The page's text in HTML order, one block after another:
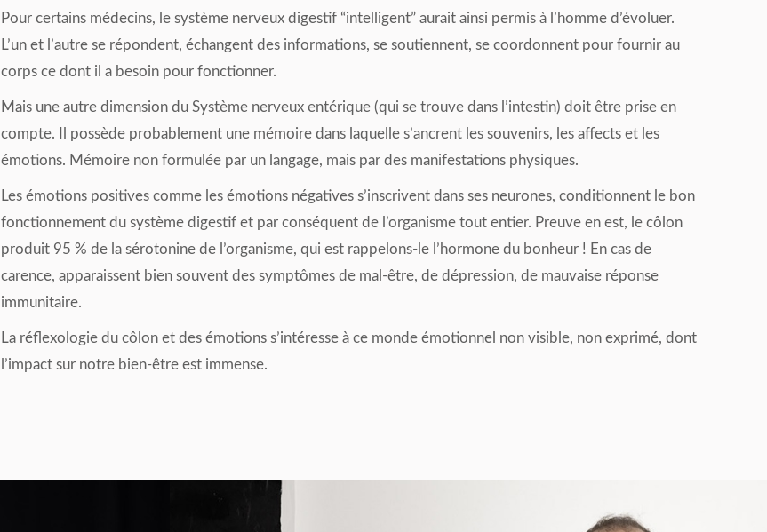
Pour certains médecins, le système nerveux digestif “intelligent” aurait ainsi permis à l’homme d’évoluer.
L’un et l’autre se répondent, échangent des informations, se soutiennent, se coordonnent pour fournir au
corps ce dont il a besoin pour fonctionner.
Mais une autre dimension du Système nerveux entérique (qui se trouve dans l’intestin) doit être prise en
compte. Il possède probablement une mémoire dans laquelle s’ancrent les souvenirs, les affects et les
émotions. Mémoire non formulée par un langage, mais par des manifestations physiques.
Les émotions positives comme les émotions négatives s’inscrivent dans ses neurones, conditionnent le bon
fonctionnement du système digestif et par conséquent de l’organisme tout entier. Preuve en est, le côlon
produit 95 % de la sérotonine de l’organisme, qui est rappelons-le l’hormone du bonheur ! En cas de
carence, apparaissent bien souvent des symptômes de mal-être, de dépression, de mauvaise réponse
immunitaire.
La réflexologie du côlon et des émotions s’intéresse à ce monde émotionnel non visible, non exprimé, dont
l’impact sur notre bien-être est immense.